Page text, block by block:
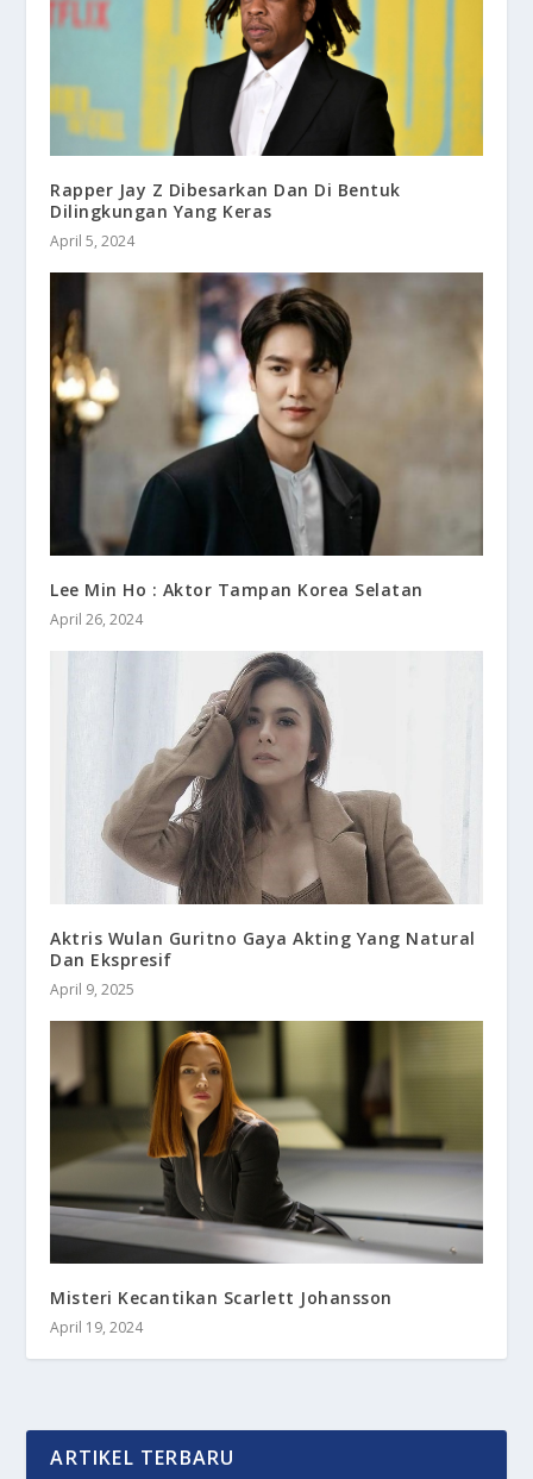
Rapper Jay Z Dibesarkan Dan Di Bentuk
Dilingkungan Yang Keras
April 5, 2024
Lee Min Ho : Aktor Tampan Korea Selatan
April 26, 2024
Aktris Wulan Guritno Gaya Akting Yang Natural
Dan Ekspresif
April 9, 2025
Misteri Kecantikan Scarlett Johansson
April 19, 2024
ARTIKEL TERBARU